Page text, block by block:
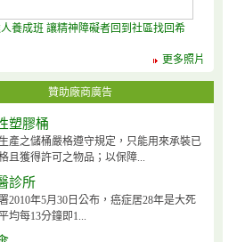
養成班 讓精神障礙者回到社區找回希
更多照片
贊助廠商廣告
塑膠桶
產之儲桶嚴格遵守規定，只能用來承裝已
且獲得許可之物品；以保障...
診所
2010年5月30日公布，癌症居28年是大死
均每13分鐘即1...